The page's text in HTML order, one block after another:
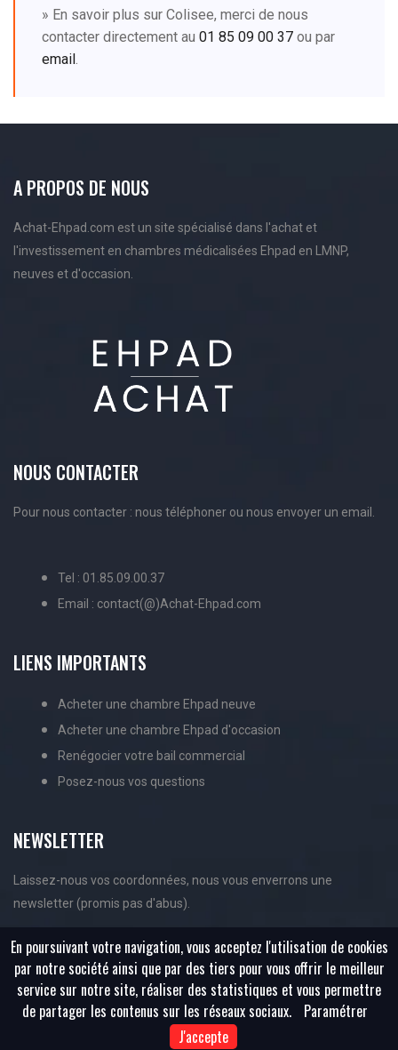
» En savoir plus sur Colisee, merci de nous
contacter directement au 01 85 09 00 37 ou par
email.
A PROPOS DE NOUS
Achat-Ehpad.com est un site spécialisé dans l'achat et
l'investissement en chambres médicalisées Ehpad en LMNP,
neuves et d'occasion.
NOUS CONTACTER
Pour nous contacter : nous téléphoner ou nous envoyer un email.
Tel : 01.85.09.00.37
Email : contact(@)Achat-Ehpad.com
LIENS IMPORTANTS
Acheter une chambre Ehpad neuve
Acheter une chambre Ehpad d'occasion
Renégocier votre bail commercial
Posez-nous vos questions
NEWSLETTER
Laissez-nous vos coordonnées, nous vous enverrons une
newsletter (promis pas d'abus).
En poursuivant votre navigation, vous acceptez l'utilisation de cookies
par notre société ainsi que par des tiers pour vous offrir le meilleur
service sur notre site, réaliser des statistiques et vous permettre
de partager les contenus sur les réseaux sociaux.
Paramétrer
J'accepte